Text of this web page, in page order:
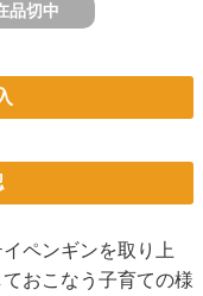
品切中
ペンギンを取り上
おこなう子育ての様